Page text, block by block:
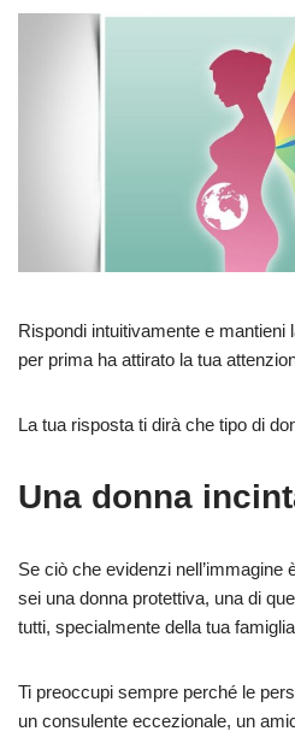
Rispondi intuitivamente e mantieni
per prima ha attirato la tua
La tua risposta ti dirà che tipo di
Una donna
Se ciò che evidenzi nell’immagine
sei una donna protettiva, una di
tutti, specialmente della tua
Ti preoccupi sempre perché le
un consulente eccezionale, un